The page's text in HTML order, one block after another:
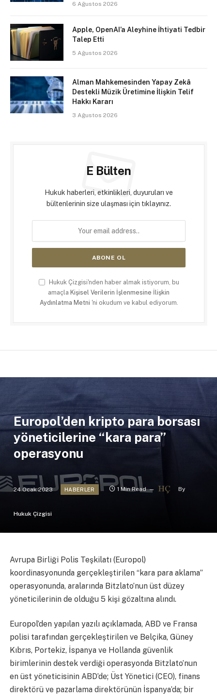
6 Ağustos 2026
Apple, OpenAI’a Aleyhine İhtiyati Tedbir
Talep Etti
5 Ağustos 2026
Alman Mahkemesinden Yapay Zekâ
Destekli Müzik Üretimine İlişkin Telif
Hakkı Kararı
3 Ağustos 2026
E Bülten
Hukuk haberleri, etkinlikleri, duyuruları ve
bültenlerinin size ulaşması için tıklayınız.
Hukuk Çizgisi'nden haber almak istiyorum, bu
amaçla Kişisel Verilerin İşlenmesine İlişkin
Aydınlatma Metni 'ni okudum ve kabul ediyorum.
Europol’den kripto para borsası
yöneticilerine “kara para”
operasyonu
24 Ocak 2023 HABERLER 1 Min Read By
Hukuk Çizgisi
Avrupa Birliği Polis Teşkilatı (Europol)
koordinasyonunda gerçekleştirilen “kara para aklama”
operasyonunda, aralarında Bitzlato’nun üst düzey
yöneticilerinin de olduğu 5 kişi gözaltına alındı.
Europol’den yapılan yazılı açıklamada, ABD ve Fransa
polisi tarafından gerçekleştirilen ve Belçika, Güney
Kıbrıs, Portekiz, İspanya ve Hollanda güvenlik
birimlerinin destek verdiği operasyonda Bitzlato’nun
en üst yöneticisinin ABD’de; Üst Yönetici (CEO), finans
direktörü ve pazarlama direktörünün İspanya’da; bir